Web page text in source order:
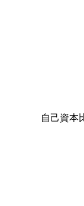
自己資本